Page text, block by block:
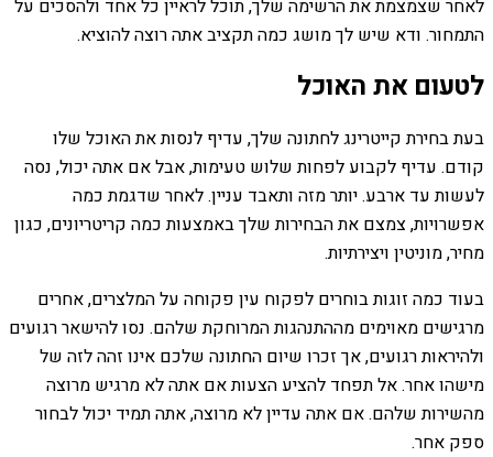
לאחר שצמצמת את הרשימה שלך, תוכל לראיין כל אחד ולהסכים על
התמחור. ודא שיש לך מושג כמה תקציב אתה רוצה להוציא.
לטעום את האוכל
בעת בחירת קייטרינג לחתונה שלך, עדיף לנסות את האוכל שלו
קודם. עדיף לקבוע לפחות שלוש טעימות, אבל אם אתה יכול, נסה
לעשות עד ארבע. יותר מזה ותאבד עניין. לאחר שדגמת כמה
אפשרויות, צמצם את הבחירות שלך באמצעות כמה קריטריונים, כגון
מחיר, מוניטין ויצירתיות.
בעוד כמה זוגות בוחרים לפקוח עין פקוחה על המלצרים, אחרים
מרגישים מאוימים מההתנהגות המרוחקת שלהם. נסו להישאר רגועים
ולהיראות רגועים, אך זכרו שיום החתונה שלכם אינו זהה לזה של
מישהו אחר. אל תפחד להציע הצעות אם אתה לא מרגיש מרוצה
מהשירות שלהם. אם אתה עדיין לא מרוצה, אתה תמיד יכול לבחור
ספק אחר.